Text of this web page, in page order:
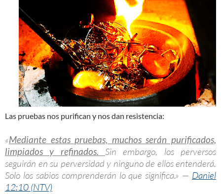
Las pruebas nos purifican y nos dan resistencia:
«Mediante estas pruebas, muchos serán purificados,
limpiados y refinados. Sin embargo, los perversos
seguirán en su perversidad y ninguno de ellos entenderá.
Solo los sabios comprenderán lo que significa.» — Daniel
12:10 (NTV)